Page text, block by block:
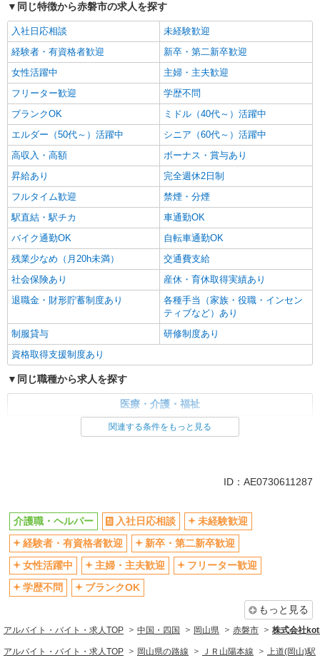
同じ特徴から赤磐市の求人を探す
入社日応相談
未経験歓迎
経験者・有資格者歓迎
新卒・第二新卒歓迎
女性活躍中
主婦・主夫歓迎
フリーター歓迎
学歴不問
ブランクOK
ミドル（40代～）活躍中
エルダー（50代～）活躍中
シニア（60代～）活躍中
高収入・高額
ボーナス・賞与あり
昇給あり
完全週休2日制
フルタイム歓迎
禁煙・分煙
駅直結・駅チカ
車通勤OK
バイク通勤OK
自転車通勤OK
残業少なめ（月20h未満）
交通費支給
社会保険あり
産休・育休取得実績あり
退職金・財形貯蓄制度あり
各種手当（家族・役職・インセン
ティブなど）あり
制服貸与
研修制度あり
資格取得支援制度あり
同じ職種から求人を探す
医療・介護・福祉
交通費支給
社会保険あり
産休・育休取得実績あり
関連する条件をもっと見る
ID：AE0730611287
介護職・ヘルパー 入社日応相談
未経験歓迎
経験者・有資格者歓迎
新卒・第二新卒歓迎
女性活躍中
主婦・主夫歓迎
フリーター歓迎
学歴不問
ブランクOK
もっと見る
アルバイト・バイト・求人TOP 中国・四国 岡山県 赤磐市 株式会社
アルバイト・バイト・求人TOP 岡山県の路線 ＪＲ山陽本線 上道(岡山)駅